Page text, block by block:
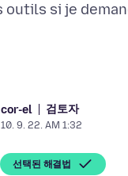
cor-el 검토자
10. 9. 22. AM 1:32
선택된 해결법